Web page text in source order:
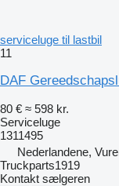
serviceluge til lastbil
11
DAF
80 € ≈ 598 kr.
Serviceluge
1311495
Nederlandene,
Truckparts1919
Kontakt sælgeren